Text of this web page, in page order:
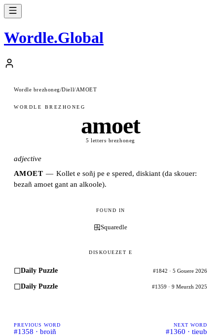
Wordle.Global
Wordle brezhoneg/Diell/AMOET
WORDLE BREZHONEG
amoet
5 letters·brezhoneg
adjective
AMOET — Kollet e soñj pe e spered, diskiant (da skouer:
bezañ amoet gant an alkoole).
FOUND IN
Squaredle
DISKOUEZET E
Daily Puzzle #1842 · 5 Gouere 2026
Daily Puzzle #1359 · 9 Meurzh 2025
PREVIOUS WORD
#1358 · broiñ
NEXT WORD
#1360 · tieub